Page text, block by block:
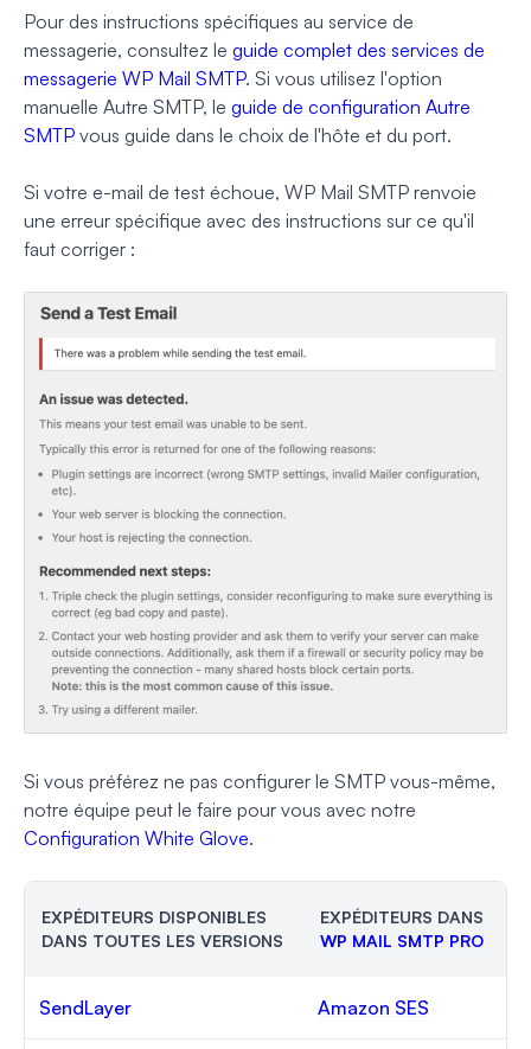
Pour des instructions spécifiques au service de
messagerie, consultez le guide complet des services de
messagerie WP Mail SMTP. Si vous utilisez l'option
manuelle Autre SMTP, le guide de configuration Autre
SMTP vous guide dans le choix de l'hôte et du port.
Si votre e-mail de test échoue, WP Mail SMTP renvoie
une erreur spécifique avec des instructions sur ce qu'il
faut corriger :
Si vous préférez ne pas configurer le SMTP vous-même,
notre équipe peut le faire pour vous avec notre
Configuration White Glove.
EXPÉDITEURS DISPONIBLES
DANS TOUTES LES VERSIONS
EXPÉDITEURS DANS
WP MAIL SMTP PRO
SendLayer Amazon SES